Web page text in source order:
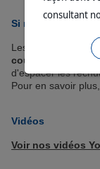
Si mon chien est
Les traitements
coûteux.
Ils
d'espacer les
Pour en savoir
Vidéos
Voir nos vidéos
consultant